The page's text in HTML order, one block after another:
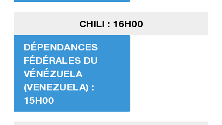
CHILI : 16H00
DÉPENDANCES
FÉDÉRALES DU
VÉNÉZUELA
(VENEZUELA) :
15H00